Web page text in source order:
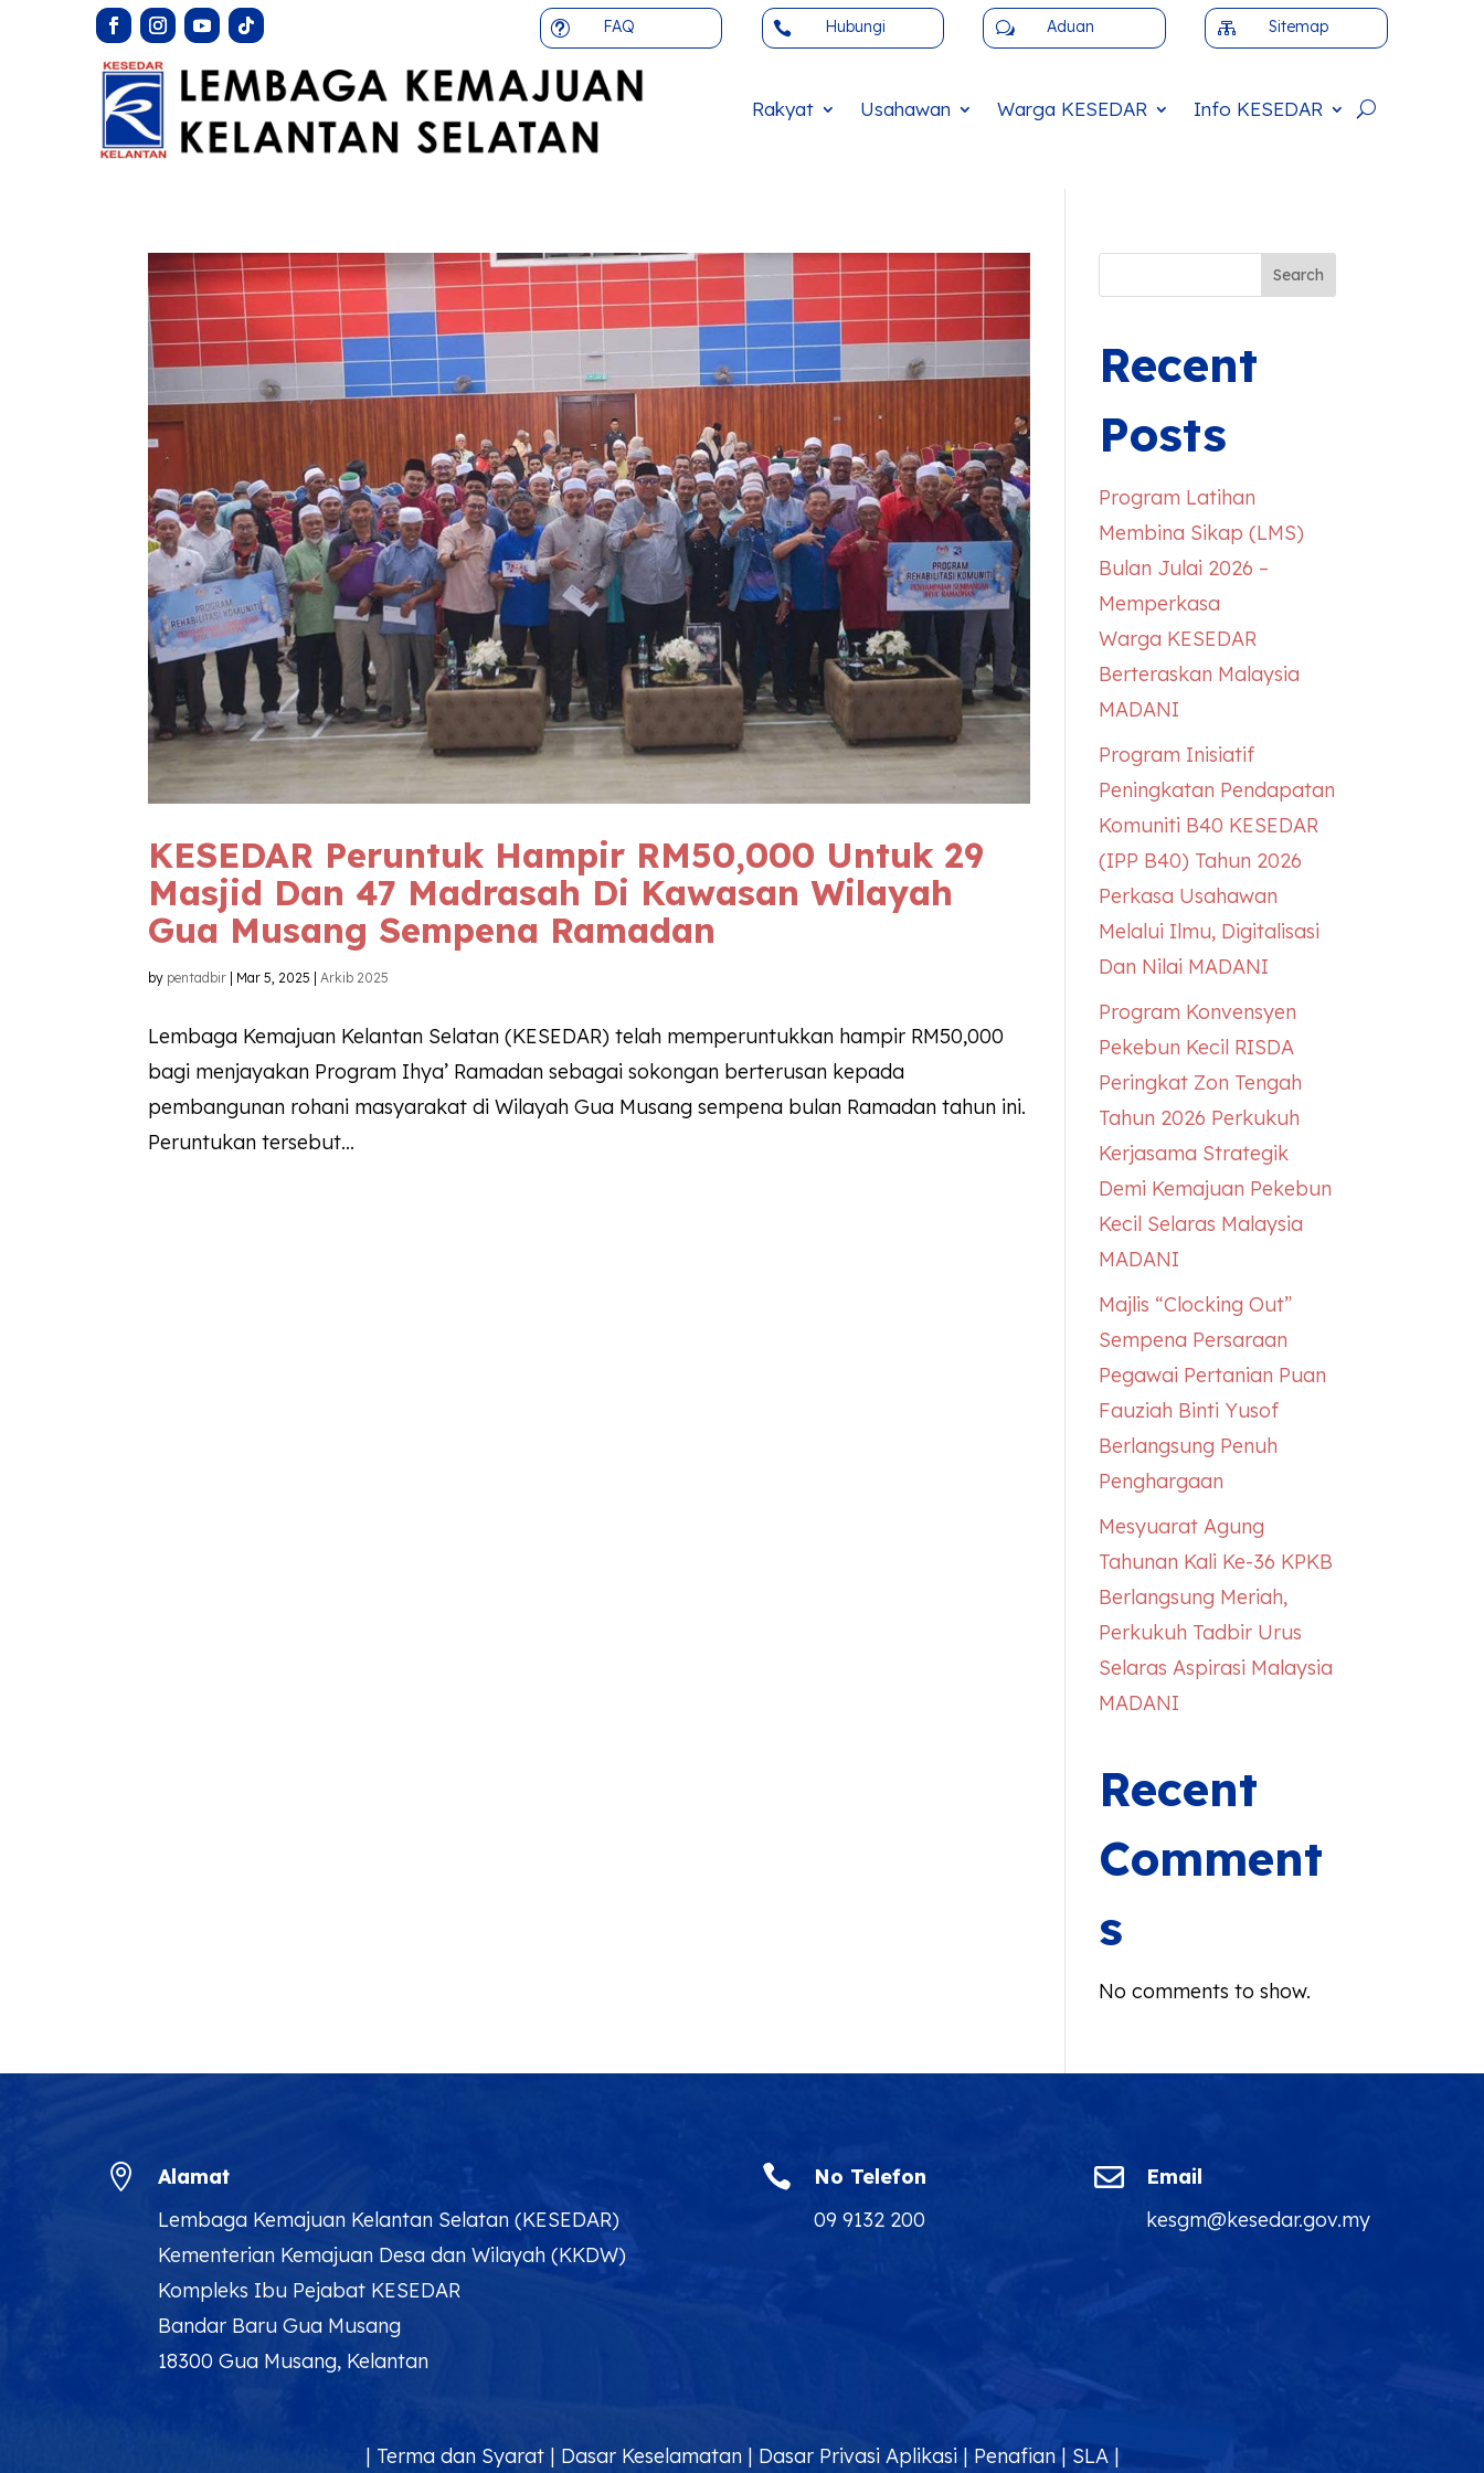
t FAQ  Hubungi w Aduan  Sitemap
Rakyat Usahawan Warga KESEDAR Info KESEDAR
KESEDAR Peruntuk Hampir RM50,000 Untuk 29
Masjid Dan 47 Madrasah Di Kawasan Wilayah
Gua Musang Sempena Ramadan
by pentadbir | Mar 5, 2025 |Arkib 2025
Lembaga Kemajuan Kelantan Selatan (KESEDAR) telah memperuntukkan hampir RM50,000
bagi menjayakan Program Ihya’ Ramadan sebagai sokongan berterusan kepada
pembangunan rohani masyarakat di Wilayah Gua Musang sempena bulan Ramadan tahun ini.
Peruntukan tersebut...
Search
Recent
Posts
Program Latihan
Membina Sikap (LMS)
Bulan Julai 2026 –
Memperkasa
Warga KESEDAR
Berteraskan Malaysia
MADANI
Program Inisiatif
Peningkatan Pendapatan
Komuniti B40 KESEDAR
(IPP B40) Tahun 2026
Perkasa Usahawan
Melalui Ilmu, Digitalisasi
Dan Nilai MADANI
Program Konvensyen
Pekebun Kecil RISDA
Peringkat Zon Tengah
Tahun 2026 Perkukuh
Kerjasama Strategik
Demi Kemajuan Pekebun
Kecil Selaras Malaysia
MADANI
Majlis “Clocking Out”
Sempena Persaraan
Pegawai Pertanian Puan
Fauziah Binti Yusof
Berlangsung Penuh
Penghargaan
Mesyuarat Agung
Tahunan Kali Ke-36 KPKB
Berlangsung Meriah,
Perkukuh Tadbir Urus
Selaras Aspirasi Malaysia
MADANI
Recent
Comment
s
No comments to show.

Alamat
Lembaga Kemajuan Kelantan Selatan (KESEDAR)
Kementerian Kemajuan Desa dan Wilayah (KKDW)
Kompleks Ibu Pejabat KESEDAR
Bandar Baru Gua Musang
18300 Gua Musang, Kelantan

No Telefon
09 9132 200

Email
kesgm@kesedar.gov.my
| Terma dan Syarat| Dasar Keselamatan| Dasar Privasi Aplikasi| Penafian| SLA|